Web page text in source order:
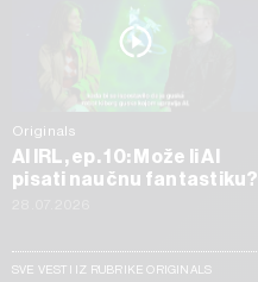
Originals
AI IRL, ep. 10: Može li AI
pisati naučnu fantastiku?
SVE VESTI IZ RUBRIKE ORIGINALS